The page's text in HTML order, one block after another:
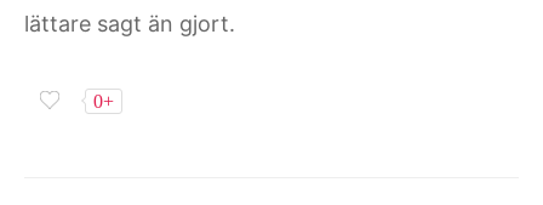
lättare sagt än gjort.
0+